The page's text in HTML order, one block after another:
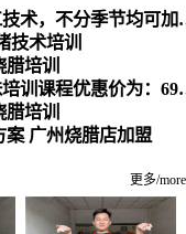
烧腊历史悠久，学习
技术培训
培训
广州粤煌烧腊培训中心，烧腊卤味培训课程优惠价为：6980元
培训
广州烧腊店加盟
更多/more